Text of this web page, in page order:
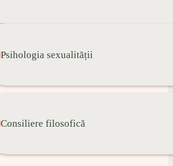
Psihologia sexualității
Consiliere filosofică